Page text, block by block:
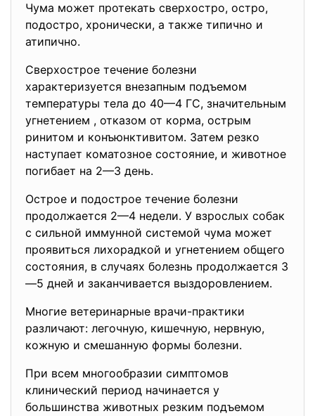
Чума может протекать сверхостро, остро,
подостро, хронически, а также типично и
атипично.
Сверхострое течение болезни
характеризуется внезапным подъемом
температуры тела до 40—4 ГС, значительным
угнетением , отказом от корма, острым
ринитом и конъюнктивитом. Затем резко
наступает коматозное состояние, и животное
погибает на 2—3 день.
Острое и подострое течение болезни
продолжается 2—4 недели. У взрослых собак
с сильной иммунной системой чума может
проявиться лихорадкой и угнетением общего
состояния, в случаях болезнь продолжается 3
—5 дней и заканчивается выздоровлением.
Многие ветеринарные врачи-практики
различают: легочную, кишечную, нервную,
кожную и смешанную формы болезни.
При всем многообразии симптомов
клинический период начинается у
большинства животных резким подъемом